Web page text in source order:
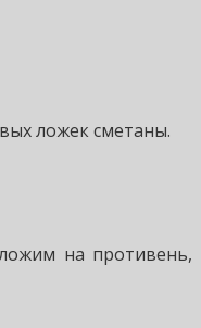
ложек сметаны.
на противень,